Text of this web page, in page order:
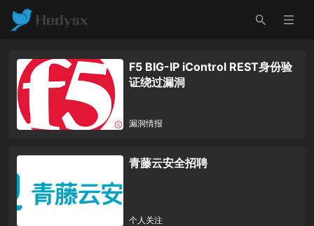
F5 BIG-IP iControl REST身份验
证绕过漏洞
漏洞情报
青藤云安全招聘
个人关注